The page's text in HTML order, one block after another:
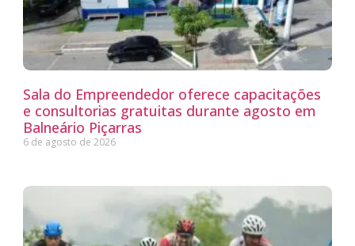
Sala do Empreendedor oferece capacitações
e consultorias gratuitas durante agosto em
Balneário Piçarras
6 de agosto de 2026